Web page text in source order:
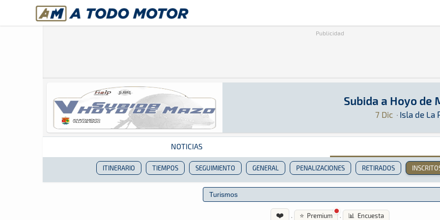
A Todo Motor· Revista del motor desde 1999
Revista del motor desde 1999
Publicidad
Subida a Hoyo de
7 Dic · Isla de La
Montaña · Subida a Hoyo de Mazo 2024:
Isla de La Palma
NOTICIAS
ITINERARIO TIEMPOS SEGUIMIENTO GENERAL PENALIZACIONES RETIRADOS
❤️ · ⭐ Premium · 📊 Encuesta